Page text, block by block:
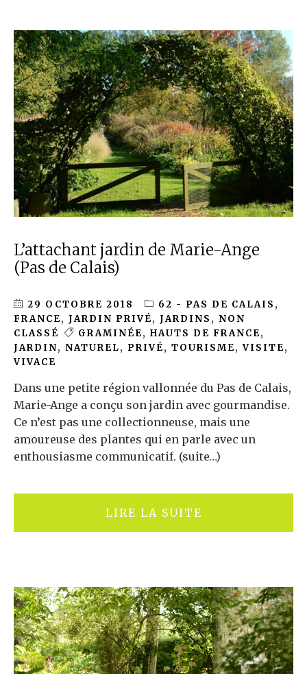
L’attachant jardin de Marie-Ange
(Pas de Calais)
29 OCTOBRE 2018 62 - PAS DE CALAIS ,
FRANCE, JARDIN PRIVÉ, JARDINS , NON
CLASSÉ
GRAMINÉE, HAUTS DE FRANCE,
JARDIN, NATUREL, PRIVÉ, TOURISME,VISITE,
VIVACE
Dans une petite région vallonnée du Pas de Calais,
Marie-Ange a conçu son jardin avec gourmandise.
Ce n’est pas une collectionneuse, mais une
amoureuse des plantes qui en parle avec un
enthousiasme communicatif. (suite…)
LIRE LA SUITE